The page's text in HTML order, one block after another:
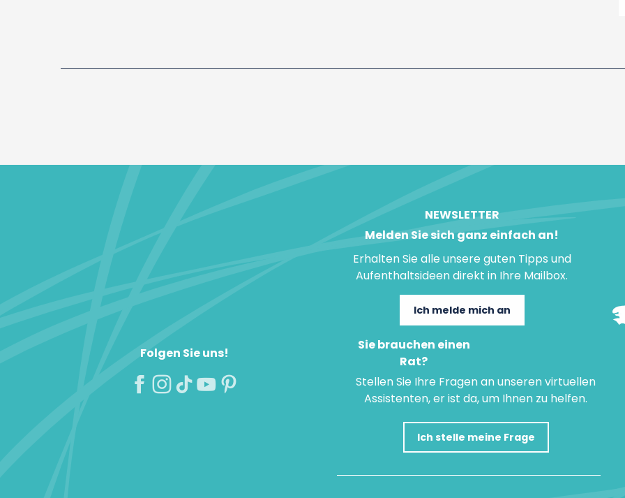
Folgen Sie uns!
NEWSLETTER
Melden Sie sich ganz einfach an!
Erhalten Sie alle unsere guten Tipps und
Aufenthaltsideen direkt in Ihre Mailbox.
Ich melde mich an
Sie brauchen einen
Rat?
Stellen Sie Ihre Fragen an unseren virtuellen
Assistenten, er ist da, um Ihnen zu helfen.
Ich stelle meine Frage